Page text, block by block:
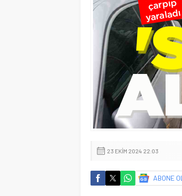
23 EKIM 2024 22:03
ABONE OL